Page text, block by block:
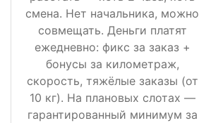
смена. Нет начальника, можно
совмещать. Деньги платят
ежедневно: фикс за заказ +
бонусы за километраж,
скорость, тяжёлые заказы (от
10 кг). На плановых слотах —
гарантированный минимум за